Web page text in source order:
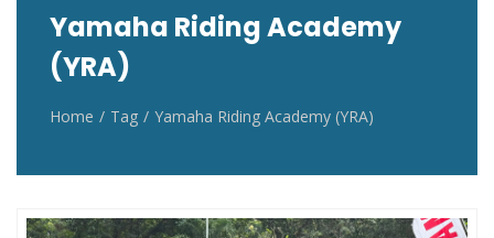
Yamaha Riding Academy
(YRA)
Home Tag Yamaha Riding Academy (YRA)